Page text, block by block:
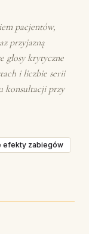
pacjentów,
przyjazną
głosy krytyczne
i liczbie serii
konsultacji przy
efekty zabiegów